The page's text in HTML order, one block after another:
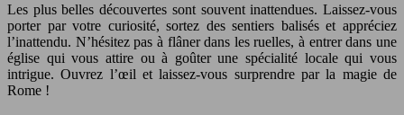
Les plus belles découvertes sont souvent inattendues. Laissez-vous
porter par votre curiosité, sortez des sentiers balisés et appréciez
l’inattendu. N’hésitez pas à flâner dans les ruelles, à entrer dans une
église qui vous attire ou à goûter une spécialité locale qui vous
intrigue. Ouvrez l’œil et laissez-vous surprendre par la magie de
Rome !